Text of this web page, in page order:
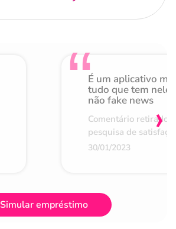
É um aplicativo
tudo que tem nele
não fake news
Comentário retirado
pesquisa de
30/01/2023
›
Simular empréstimo